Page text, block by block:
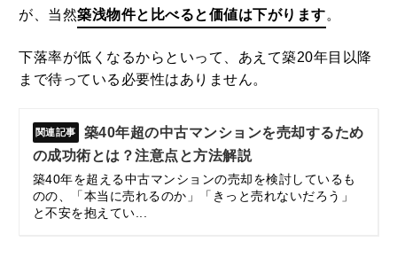
が、当然築浅物件と比べると価値は下がります。
下落率が低くなるからといって、あえて築20年目以降
まで待っている必要性はありません。
築40年超の中古マンションを売却するため
の成功術とは？注意点と方法解説
築40年を超える中古マンションの売却を検討しているも
のの、「本当に売れるのか」「きっと売れないだろう」
と不安を抱えてい...